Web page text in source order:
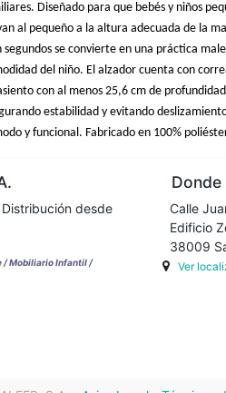
Diseñado para que bebés y niños
al pequeño a la altura adecuada de la
segundos se convierte en una práctica
del niño. El alzador cuenta con
con al menos 25,6 cm de
estabilidad y evitando
y funcional. Fabricado en 100%
desde
/ Mobiliario Infantil /
Donde
Calle
Edificio
38009
Ver